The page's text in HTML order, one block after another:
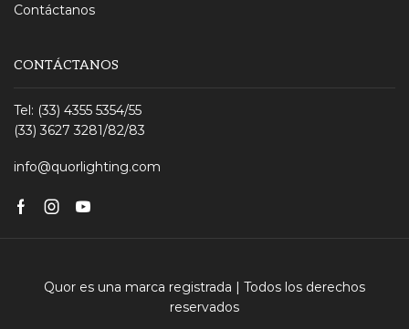
Contáctanos
CONTÁCTANOS
Tel: (33) 4355 5354/55
(33) 3627 3281/82/83
info@quorlighting.com
Facebook
Instagram
Youtube
Quor es una marca registrada | Todos los derechos
reservados